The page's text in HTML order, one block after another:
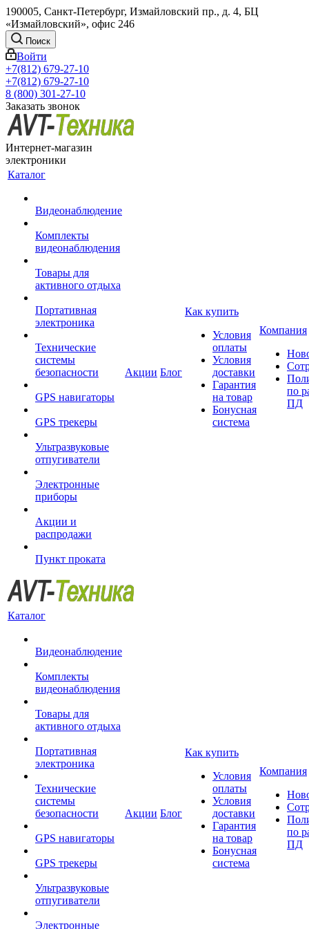
190005, Санкт-Петербург, Измайловский пр., д. 4, БЦ
«Измайловский», офис 246
Поиск
Войти
+7(812) 679-27-10
+7(812) 679-27-10
8 (800) 301-27-10
Заказать звонок
Интернет-магазин
электроники
Каталог
Видеонаблюдение
Комплекты
видеонаблюдения
Товары для
активного отдыха
Портативная
электроника
Технические
системы
безопасности
GPS навигаторы
GPS трекеры
Ультразвуковые
отпугиватели
Электронные
приборы
Акции и
распродажи
Пункт проката
Акции Блог
Как купить
Условия
оплаты
Условия
доставки
Гарантия
на товар
Бонусная
система
Компания
по
ПД
Каталог
Видеонаблюдение
Комплекты
видеонаблюдения
Товары для
активного отдыха
Портативная
электроника
Технические
системы
безопасности
GPS навигаторы
GPS трекеры
Ультразвуковые
отпугиватели
Электронные
Акции Блог
Как купить
Условия
оплаты
Условия
доставки
Гарантия
на товар
Бонусная
система
Компания
по
ПД